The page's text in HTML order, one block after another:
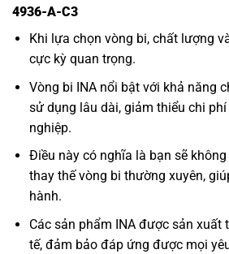
4936-A-C3
Khi lựa chọn vòng bi, chất lượng
cực kỳ quan trọng.
Vòng bi INA nổi bật với khả năng
sử dụng lâu dài, giảm thiểu chi
nghiệp.
Điều này có nghĩa là bạn sẽ
thay thế vòng bi thường xuyên,
hành.
Các sản phẩm INA được sản xuất
tế, đảm bảo đáp ứng được mọi